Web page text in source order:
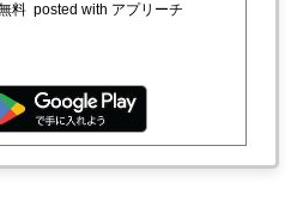
料 posted with アプリーチ